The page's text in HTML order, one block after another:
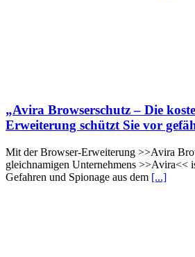
„Avira Browserschutz – Die
Erweiterung schützt Sie vor
Mit der Browser-Erweiterung >>Avira
gleichnamigen Unternehmens >>Avira<<
Gefahren und Spionage aus dem [...]